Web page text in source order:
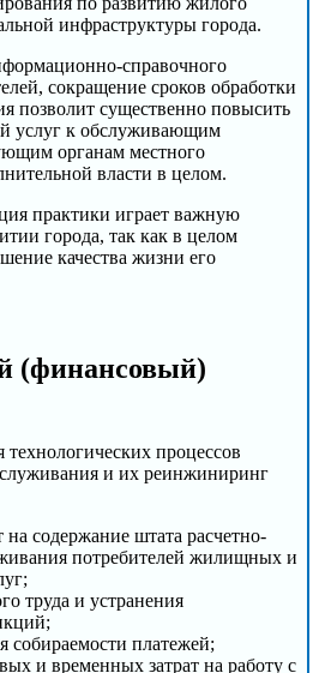
инфраструктуры города.
справочного
сокращение сроков обработки
позволит существенно повысить
услуг к обслуживающим
органам местного
власти в целом.
практики играет важную
города, так как в целом
качества жизни его
(финансовый)
технологических процессов
и их реинжиниринг
на содержание штата расчетно-
потребителей жилищных и
труда и устранения
собираемости платежей;
и временных затрат на работу с